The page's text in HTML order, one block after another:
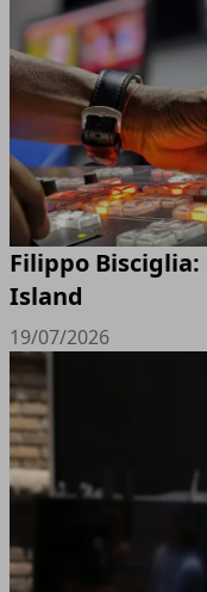
Filippo
Island
19/07/2026